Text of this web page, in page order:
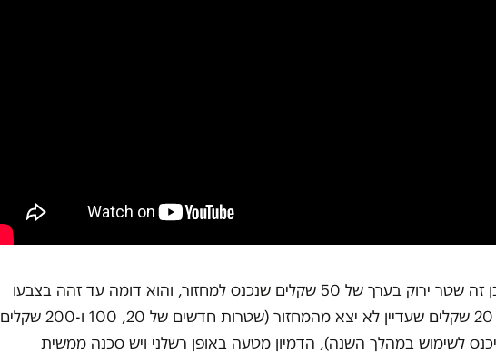
אלא אם כן זה שטר ירוק בערך של 50 שקלים שנכנס למחזור, והוא דומה עד זהה בצבעו
לשטר של 20 שקלים שעדיין לא יצא מהמחזור (שטרות חדשים של 20, 100 ו-200 שקלים
לשימוש במהלך השנה), הדמיון מטעה באופן רשלני ויש סכנה ממשית